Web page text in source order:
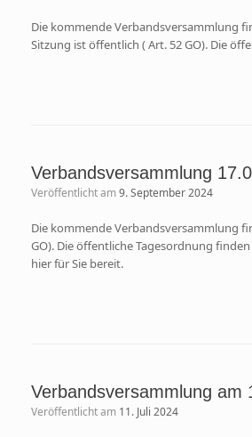
Die kommende Verbandsversammlung
Sitzung ist öffentlich ( Art. 52 GO). Die
Verbandsversammlung
Veröffentlicht am9. September 2024
Die kommende Verbandsversammlung
GO). Die öffentliche Tagesordnung
hier für Sie bereit.
Verbandsversammlung am
Veröffentlicht am 11. Juli 2024